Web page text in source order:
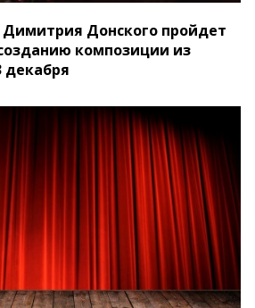
Димитрия Донского пройдет
композиции из
декабря